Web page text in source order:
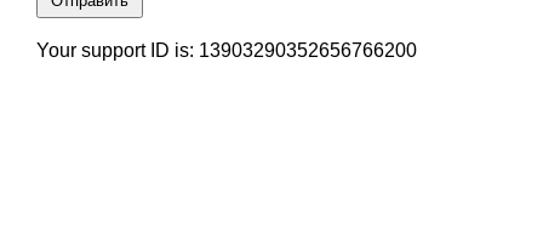
Your support ID is: 13903290352656766200